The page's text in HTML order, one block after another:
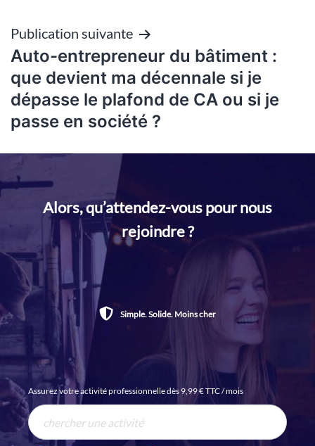
Publication suivante
Auto-entrepreneur du bâtiment :
que devient ma décennale si je
dépasse le plafond de CA ou si je
passe en société ?
Alors, qu’attendez-vous pour nous
rejoindre ?
Simple. Solide. Moins cher
Assurez votre activité professionnelle dès 9,99 € TTC / mois